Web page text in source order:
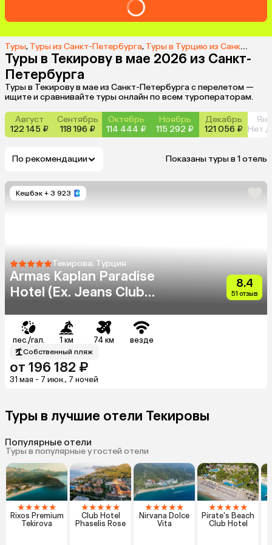
Туры, Туры из Санкт-Петербурга, Туры в Турцию из Санкт-Петербурга
Туры в Текирову в мае 2026 из Санкт-
Петербурга
Туры в Текирову в мае из Санкт-Петербурга с перелетом —
ищите и сравнивайте туры онлайн по всем туроператорам.
Август
122 145 ₽
Сентябрь
118 196 ₽
Октябрь
114 444 ₽
Ноябрь
115 292 ₽
Декабрь
121 056 ₽ Нет
По рекомендации Показаны туры в 1 отель
Кешбэк + 3 923
Текирова, Турция
Armas Kaplan Paradise
Hotel (Ex. Jeans Club
8.4
51 отзыв
пес./гал. 1 км 74 км везде
Собственный пляж
от 196 182 ₽
31 мая - 7 июн., 7 ночей
Туры в лучшие отели Текировы
Популярные отели
Туры в популярные у гостей отели
★★★★★
Rixos Premium
Tekirova
★★★★★
Club Hotel
Phaselis Rose
★★★★★
Nirvana Dolce
Vita
★★★★★
Pirate's Beach
Club Hotel